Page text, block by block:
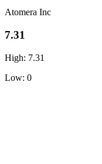
Atomera Inc
7.31
High: 7.31
Low: 0